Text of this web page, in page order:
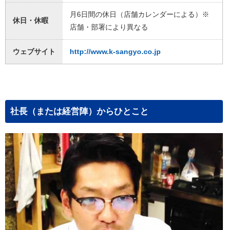
休日・休暇
月6日間の休日（店舗カレンダーによる）※
店舗・部署により異なる
ウェブサイト http://www.k-sangyo.co.jp
社長（または経営陣）からひとこと